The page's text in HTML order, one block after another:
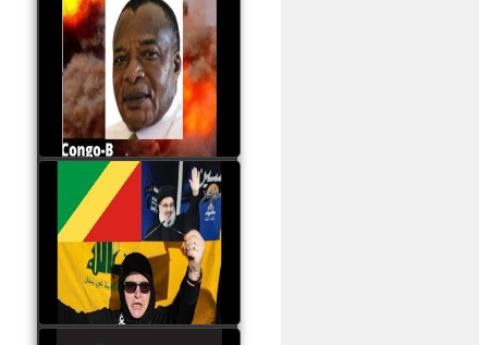
Poaty Pangou La
Conférence des ethnies
est la seule solution pour
éviter la scission du
Congo B
watch video
Les liaisons dangereuses
du clan Sassou Nguesso
avec le Hezbollah
watch video